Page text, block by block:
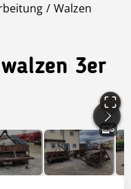
Walzen
3er
6